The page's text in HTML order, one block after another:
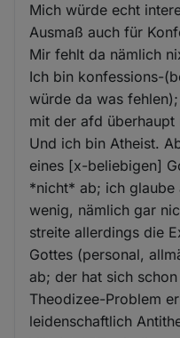
Mich würde echt
Ausmaß auch für
Mir fehlt da nämlich
Ich bin konfessions-
würde da was
mit der afd überhaupt
Und ich bin Atheist.
eines [x-beliebigen]
*nicht* ab; ich glaube
wenig, nämlich gar
streite allerdings die
Gottes (personal,
ab; der hat sich
Theodizee-Problem
leidenschaftlich